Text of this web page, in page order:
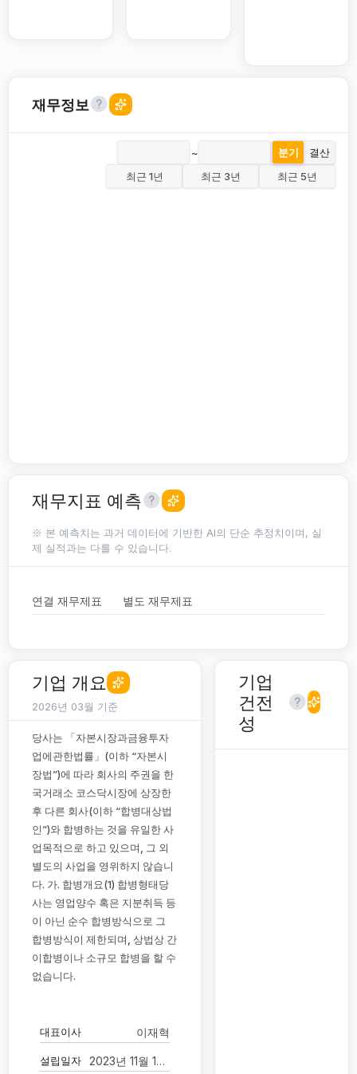
재무정보
~ 분기
결산
최근 1년
최근 3년 최근 5년
재무지표 예측
※ 본 예측치는 과거 데이터에 기반한 AI의 단순 추정치이며, 실
제 실적과는 다를 수 있습니다.
연결 재무제표 별도 재무제표
기업 개요
2026년 03월 기준
당사는 「자본시장과금융투자
업에관한법률」(이하 “자본시
장법”)에 따라 회사의 주권을 한
국거래소 코스닥시장에 상장한
후 다른 회사(이하 “합병대상법
인”)와 합병하는 것을 유일한 사
업목적으로 하고 있으며, 그 외
별도의 사업을 영위하지 않습니
다. 가. 합병개요(1) 합병형태당
사는 영업양수 혹은 지분취득 등
이 아닌 순수 합병방식으로 그
합병방식이 제한되며, 상법상 간
이합병이나 소규모 합병을 할 수
없습니다.
대표이사 이재혁
설립일자 2023년 11월 16일
기업
건전
성